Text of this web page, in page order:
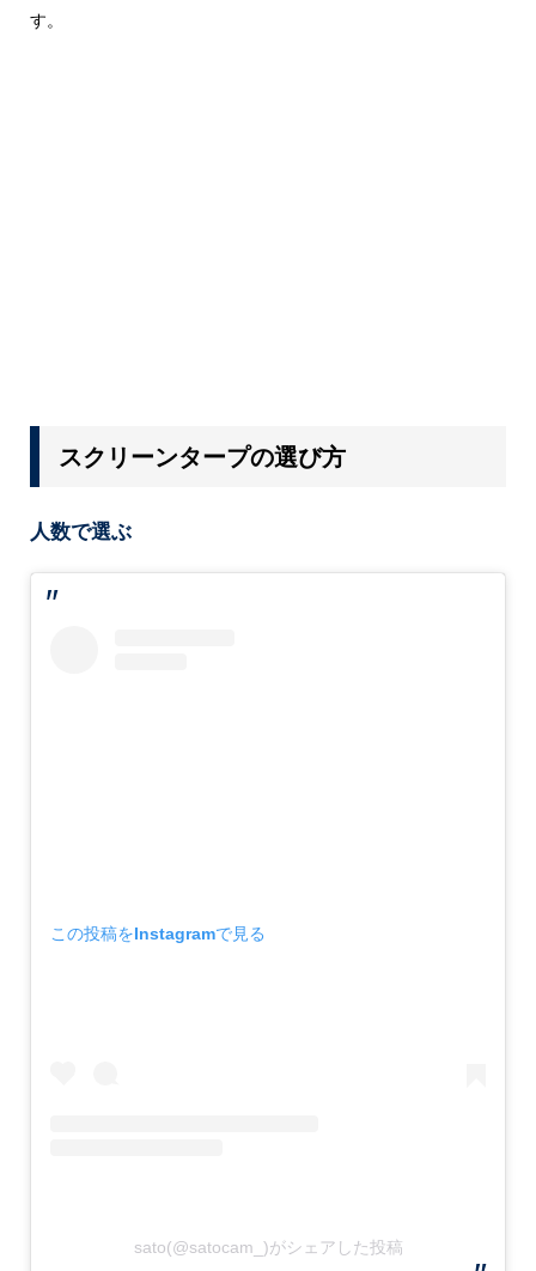
す。
スクリーンタープの選び方
人数で選ぶ
この投稿をInstagramで見る
sato(@satocam_)がシェアした投稿